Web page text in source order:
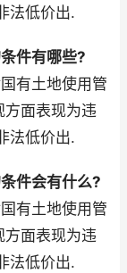
法低价出.
件有哪些?
有土地使用管
面表现为违
法低价出.
件会有什么?
有土地使用管
面表现为违
法低价出.